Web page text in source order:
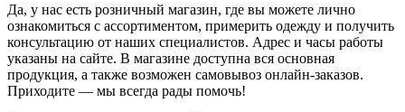
Да, у нас есть розничный магазин, где вы можете лично
ознакомиться с ассортиментом, примерить одежду и получить
консультацию от наших специалистов. Адрес и часы работы
указаны на сайте. В магазине доступна вся основная
продукция, а также возможен самовывоз онлайн-заказов.
Приходите — мы всегда рады помочь!